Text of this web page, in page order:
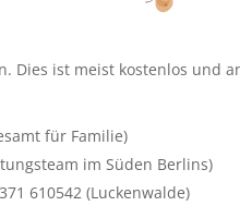
Dies ist meist kostenlos und
für Familie)
im Süden Berlins)
610542 (Luckenwalde)